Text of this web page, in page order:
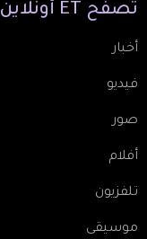
تصفّح ET أونلاين
أخبار
فيديو
صور
أفلام
تلفزيون
موسيقى